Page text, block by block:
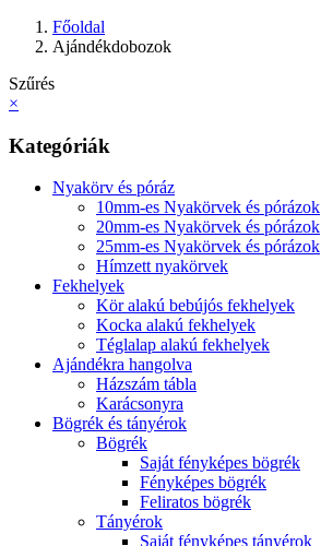
Főoldal
Ajándékdobozok
Szűrés
×
Kategóriák
Nyakörv és póráz
10mm-es Nyakörvek és pórázok
20mm-es Nyakörvek és pórázok
25mm-es Nyakörvek és pórázok
Hímzett nyakörvek
Fekhelyek
Kör alakú bebújós fekhelyek
Kocka alakú fekhelyek
Téglalap alakú fekhelyek
Ajándékra hangolva
Házszám tábla
Karácsonyra
Bögrék és tányérok
Bögrék
Saját fényképes bögrék
Fényképes bögrék
Feliratos bögrék
Tányérok
Saját fényképes tányérok